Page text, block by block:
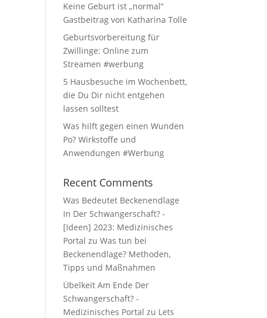
Keine Geburt ist „normal“
Gastbeitrag von Katharina Tolle
Geburtsvorbereitung für
Zwillinge: Online zum
Streamen #werbung
5 Hausbesuche im Wochenbett,
die Du Dir nicht entgehen
lassen solltest
Was hilft gegen einen Wunden
Po? Wirkstoffe und
Anwendungen #Werbung
Recent Comments
Was Bedeutet Beckenendlage
In Der Schwangerschaft? -
[Ideen] 2023: Medizinisches
Portal zu Was tun bei
Beckenendlage? Methoden,
Tipps und Maßnahmen
Übelkeit Am Ende Der
Schwangerschaft? -
Medizinisches Portal zu Lets